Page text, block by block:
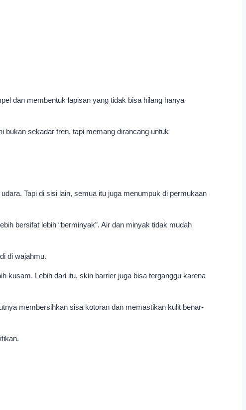
dan membentuk lapisan yang tidak bisa hilang hanya
bukan sekadar tren, tapi memang dirancang untuk
Tapi di sisi lain, semua itu juga menumpuk di permukaan
bersifat lebih “berminyak”. Air dan minyak tidak mudah
di wajahmu.
kusam. Lebih dari itu, skin barrier juga bisa terganggu karena
membersihkan sisa kotoran dan memastikan kulit benar-